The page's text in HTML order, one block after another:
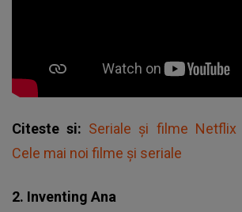
Citeste si: Seriale și filme Netflix
Cele mai noi filme și seriale
2. Inventing Ana